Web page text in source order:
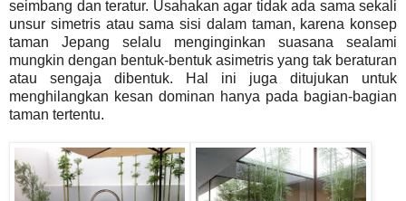
seimbang dan teratur. Usahakan agar tidak ada sama sekali
unsur simetris atau sama sisi dalam taman, karena konsep
taman Jepang selalu menginginkan suasana sealami
mungkin dengan bentuk-bentuk asimetris yang tak beraturan
atau sengaja dibentuk. Hal ini juga ditujukan untuk
menghilangkan kesan dominan hanya pada bagian-bagian
taman tertentu.